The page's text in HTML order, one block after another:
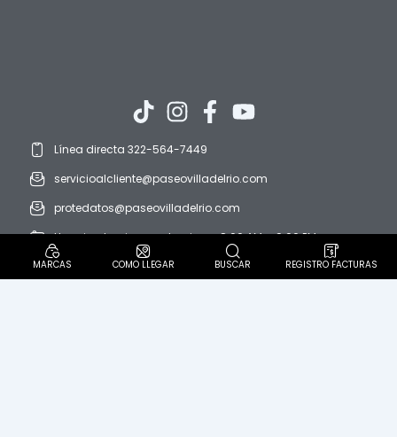
Línea directa 322-564-7449
servicioalcliente@paseovilladelrio.com
protedatos@paseovilladelrio.com
Horario: domingo a domingo. 8:00 AM a 9:00 PM
Diagonal 57 C Sur N° 62-60. Localidad Ciudad Bolívar
MARCAS COMO LLEGAR BUSCAR REGISTRO FACTURAS